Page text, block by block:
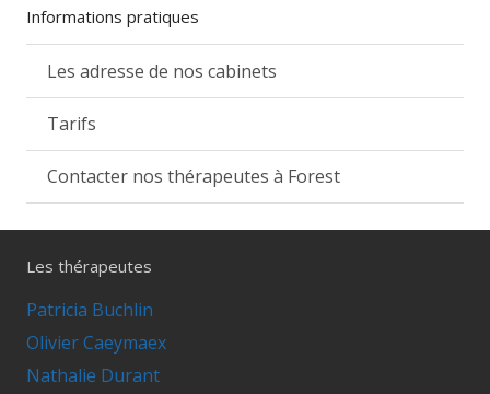
Informations pratiques
Les adresse de nos cabinets
Tarifs
Contacter nos thérapeutes à Forest
Les thérapeutes
Patricia Buchlin
Olivier Caeymaex
Nathalie Durant